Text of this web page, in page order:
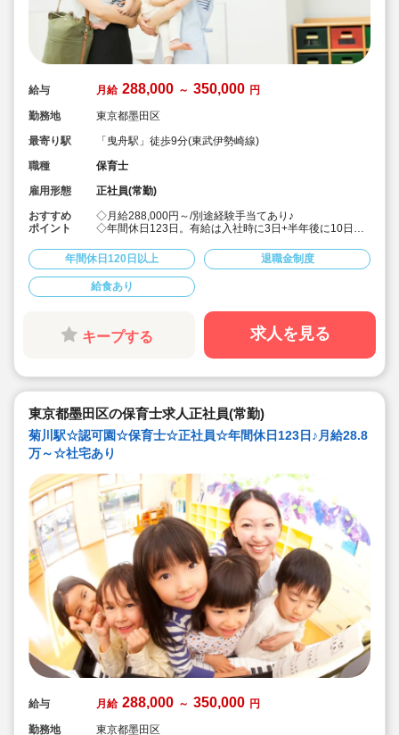
給与 月給 288,000 ～ 350,000 円
勤務地
東京都墨田区
最寄り駅
「曳舟駅」徒歩9分(東武伊勢崎線)
職種
保育士
雇用形態
正社員(常勤)
おすすめ
ポイント
◇月給288,000円～/別途経験手当てあり♪
◇年間休日123日。有給は入社時に3日+半年後に10日付
◇借り上げ社宅制度あり！(敷金礼金なし)
◇介護休暇・産前産後休暇・育児休暇の取得率100％！
復帰率も83％♪
◇男性保育士も数多く活躍中の法人です！
どもたち一人ひとりに寄り添う保育を行っています。
◇各種研修を無理なく実施しているので、ブランクある
方や未経験の方も安心。主任や園長を目指す方のサポー
年間休日120日以上 退職金制度
給食あり
キープする 求人を見る
東京都墨田区の保育士求人正社員(常勤)
菊川駅☆認可園☆保育士☆正社員☆年間休日123日♪月給28.8
万～☆社宅あり
給与 月給 288,000 ～ 350,000 円
勤務地 東京都墨田区